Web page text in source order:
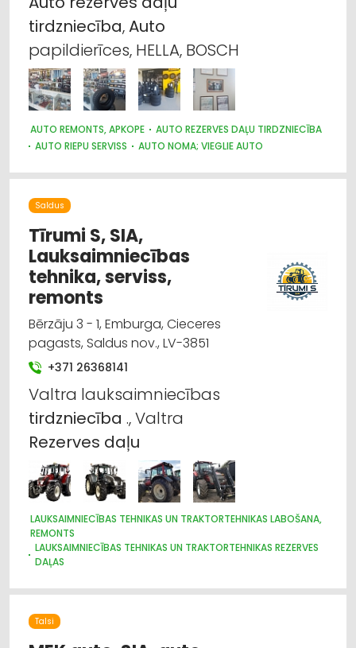
tirdzniecība,Auto
papildierīces, HELLA, BOSCH
AUTO REMONTS, APKOPE
AUTO REZERVES DAĻU TIRDZNIECĪBA
AUTO RIEPU SERVISS
AUTO NOMA; VIEGLIE AUTO
Saldus
Tīrumi S, SIA,
Lauksaimniecības
tehnika, serviss,
remonts
Bērzāju 3 - 1, Emburga, Cieceres
pagasts, Saldus nov., LV-3851
+371 26368141
Valtra lauksaimniecības
tirdzniecība ., Valtra
Rezerves daļu
LAUKSAIMNIECĪBAS TEHNIKAS UN TRAKTORTEHNIKAS LABOŠANA,
REMONTS
LAUKSAIMNIECĪBAS TEHNIKAS UN TRAKTORTEHNIKAS REZERVES
DAĻAS
TIRDZNIECĪBA
IEKRAUŠANAS UN IZKRAUŠANAS TEHNIKA
Talsi